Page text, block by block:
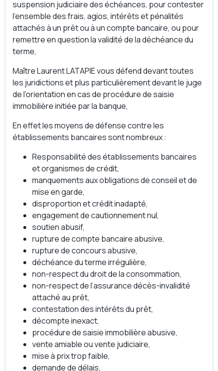
suspension judiciaire des échéances, pour contester
l’ensemble des frais, agios, intérêts et pénalités
attachés à un prêt ou à un compte bancaire, ou pour
remettre en question la validité de la déchéance du
terme,
Maître Laurent LATAPIE vous défend devant toutes
les juridictions et plus particulièrement devant le juge
de l’orientation en cas de procédure de saisie
immobilière initiée par la banque,
En effet les moyens de défense contre les
établissements bancaires sont nombreux :
Responsabilité des établissements bancaires
et organismes de crédit,
manquements aux obligations de conseil et de
mise en garde,
disproportion et crédit inadapté,
engagement de cautionnement nul,
soutien abusif,
rupture de compte bancaire abusive,
rupture de concours abusive,
déchéance du terme irrégulière,
non-respect du droit de la consommation,
non-respect de l’assurance décès-invalidité
attaché au prêt,
contestation des intérêts du prêt,
décompte inexact,
procédure de saisie immobilière abusive,
vente amiable ou vente judiciaire,
mise à prix trop faible,
demande de délais,